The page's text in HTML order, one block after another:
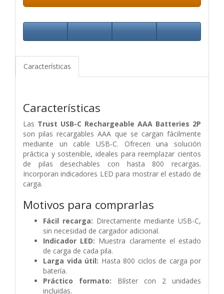
Características
Características
Las Trust USB-C Rechargeable AAA Batteries 2P
son pilas recargables AAA que se cargan fácilmente
mediante un cable USB-C. Ofrecen una solución
práctica y sostenible, ideales para reemplazar cientos
de pilas desechables con hasta 800 recargas.
Incorporan indicadores LED para mostrar el estado de
carga.
Motivos para comprarlas
Fácil recarga: Directamente mediante USB-C,
sin necesidad de cargador adicional.
Indicador LED: Muestra claramente el estado
de carga de cada pila.
Larga vida útil: Hasta 800 ciclos de carga por
batería.
Práctico formato: Blíster con 2 unidades
incluidas.